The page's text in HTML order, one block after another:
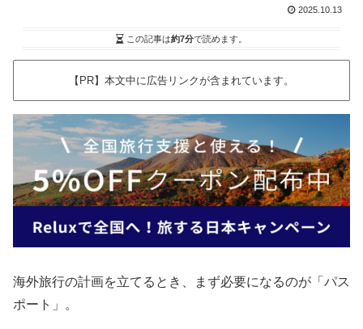
2025.10.13
この記事は約7分で読めます。
【PR】本文中に広告リンクが含まれています。
海外旅行の計画を立てるとき、まず必要になるのが「パス
ポート」。